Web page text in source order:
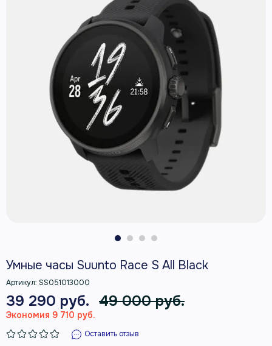
Умные часы Suunto Race S All Black
Артикул: SS051013000
39 290 руб. 49 000 руб.
Экономия 9 710 руб.
Оставить отзыв